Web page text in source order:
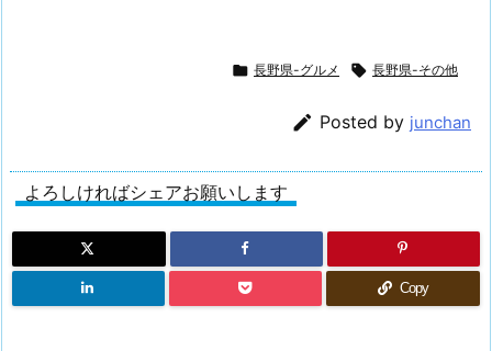
 長野県-グルメ  長野県-その他
 Posted by junchan
よろしければシェアお願いします
Copy